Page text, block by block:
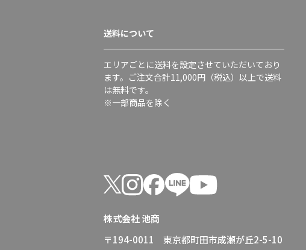
送料について
エリアごとに送料を設定させていただいており
ます。ご注文合計11,000円（税込）以上で送料
は無料です。
※一部商品を除く
株式会社 池商
〒194-0011 東京都町田市成瀬が丘2-5-10